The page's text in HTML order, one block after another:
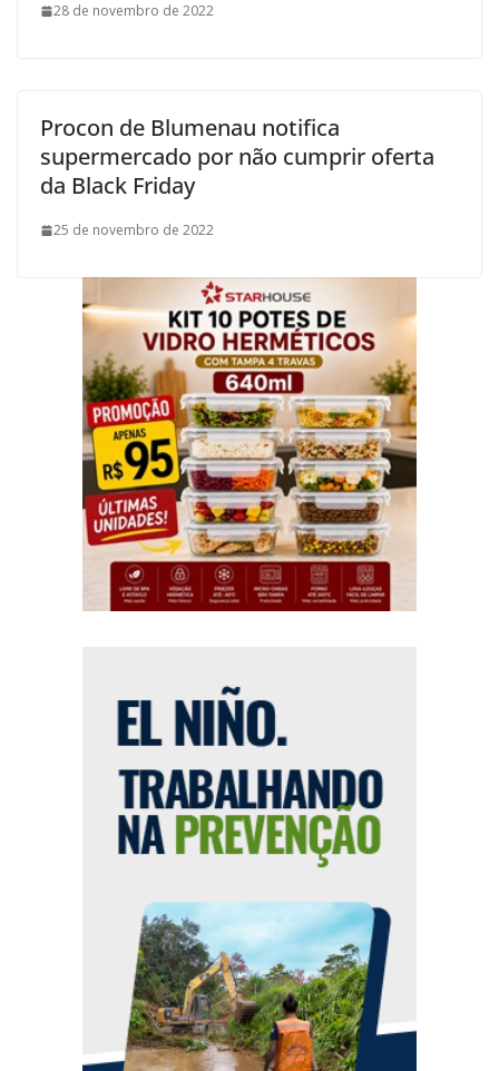
28 de novembro de 2022
Procon de Blumenau notifica
supermercado por não cumprir oferta
da Black Friday
25 de novembro de 2022